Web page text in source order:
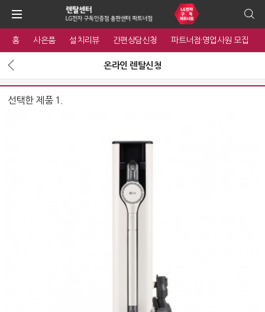
홈 사은품 설치리뷰 간편상담신청 파트너점·영업사원 모집
온라인 렌탈신청
선택한 제품 1.